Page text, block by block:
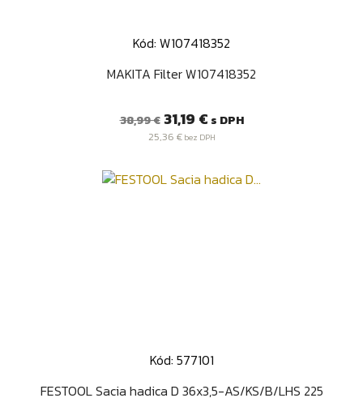
Kód: W107418352
MAKITA Filter W107418352
Bežná
cena
38,99 € Cena
31,19 € s DPH
25,36 €bez DPH
Kód: 577101
FESTOOL Sacia hadica D 36x3,5-AS/KS/B/LHS 225